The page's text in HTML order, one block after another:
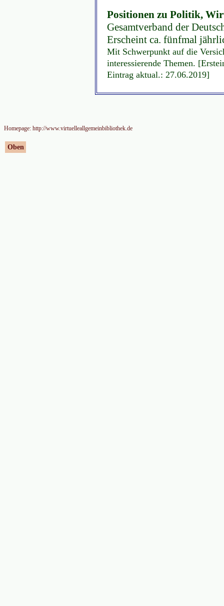
Positionen zu Politik,
Gesamtverband der
Erscheint ca. fünfmal
Mit Schwerpunkt auf die
interessierende Themen.
Eintrag aktual.: 27.06.2019]
Homepage: http://www.virtuelleallgemeinbibliothek.de
Oben